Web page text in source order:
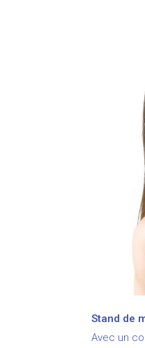
Stand de
Avec un